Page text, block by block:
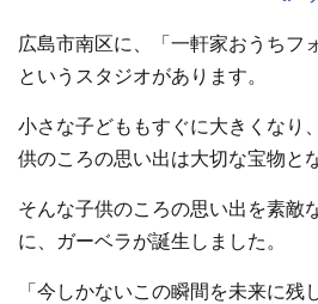
広島市南区に、「一軒家おうちフ
というスタジオがあります。
小さな子どももすぐに大きくなり
供のころの思い出は大切な宝物と
そんな子供のころの思い出を素敵
に、ガーベラが誕生しました。
「今しかないこの瞬間を未来に残